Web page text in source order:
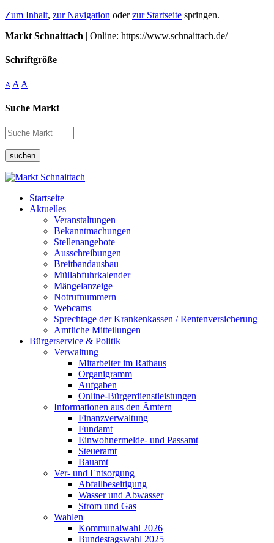
Zum Inhalt, zur Navigation oderzur Startseite springen.
Markt Schnaittach | Online: https://www.schnaittach.de/
Schriftgröße
A A A
Suche Markt
suchen
Startseite
Aktuelles
Veranstaltungen
Bekanntmachungen
Stellenangebote
Ausschreibungen
Breitbandausbau
Müllabfuhrkalender
Mängelanzeige
Notrufnummern
Webcams
Sprechtage der Krankenkassen / Rentenversicherung
Amtliche Mitteilungen
Bürgerservice & Politik
Verwaltung
Mitarbeiter im Rathaus
Organigramm
Aufgaben
Online-Bürgerdienstleistungen
Informationen aus den Ämtern
Finanzverwaltung
Fundamt
Einwohnermelde- und Passamt
Steueramt
Bauamt
Ver- und Entsorgung
Abfallbeseitigung
Wasser und Abwasser
Strom und Gas
Wahlen
Kommunalwahl 2026
Bundestagswahl 2025